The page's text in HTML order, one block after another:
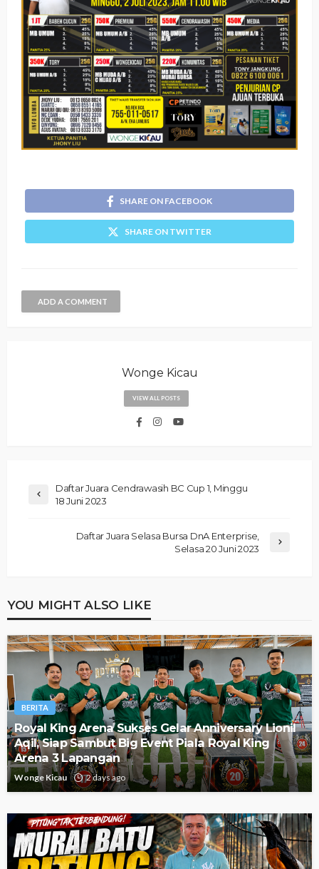
SHARE ON FACEBOOK
SHARE ON TWITTER
ADD A COMMENT
Wonge Kicau
VIEW ALL POSTS
Daftar Juara Cendrawasih BC Cup 1, Minggu
18 Juni 2023
Daftar Juara Selasa Bursa DnA Enterprise,
Selasa 20 Juni 2023
YOU MIGHT ALSO LIKE
BERITA
Royal King Arena Sukses Gelar Anniversary Lionil
Aqil, Siap Sambut Big Event Piala Royal King
Arena 3 Lapangan
Wonge Kicau 2 days ago